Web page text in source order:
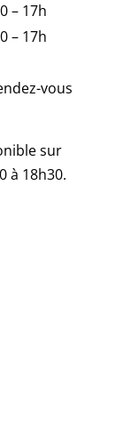
– 17h
– 17h
vous
sur
à 18h30.